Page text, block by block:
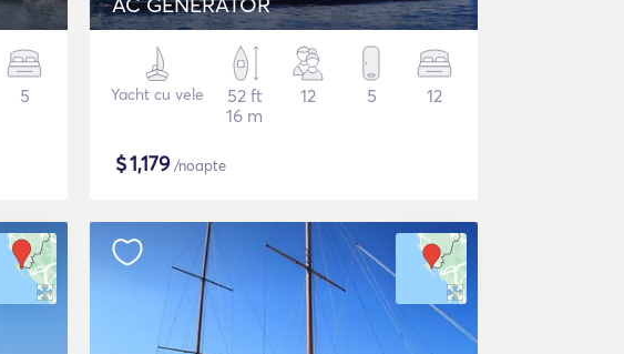
5 Yacht cu vele
52 ft
16 m
12 5 12
$1,179/noapte